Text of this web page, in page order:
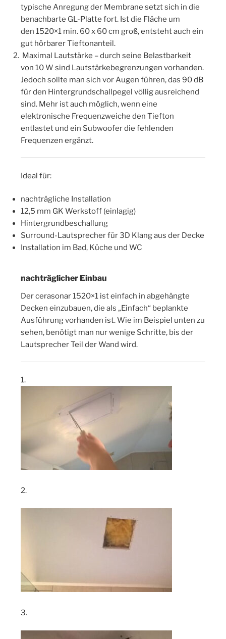
typische Anregung der Membrane setzt sich in die
benachbarte GL-Platte fort. Ist die Fläche um
den 1520×1 min. 60 x 60 cm groß, entsteht auch ein
gut hörbarer Tieftonanteil.
Maximal Lautstärke – durch seine Belastbarkeit
von 10 W sind Lautstärkebegrenzungen vorhanden.
Jedoch sollte man sich vor Augen führen, das 90 dB
für den Hintergrundschallpegel völlig ausreichend
sind. Mehr ist auch möglich, wenn eine
elektronische Frequenzweiche den Tiefton
entlastet und ein Subwoofer die fehlenden
Frequenzen ergänzt.
Ideal für:
nachträgliche Installation
12,5 mm GK Werkstoff (einlagig)
Hintergrundbeschallung
Surround-Lautsprecher für 3D Klang aus der Decke
Installation im Bad, Küche und WC
nachträglicher Einbau
Der cerasonar 1520×1 ist einfach in abgehängte
Decken einzubauen, die als „Einfach“ beplankte
Ausführung vorhanden ist. Wie im Beispiel unten zu
sehen, benötigt man nur wenige Schritte, bis der
Lautsprecher Teil der Wand wird.
1.
2.
3.